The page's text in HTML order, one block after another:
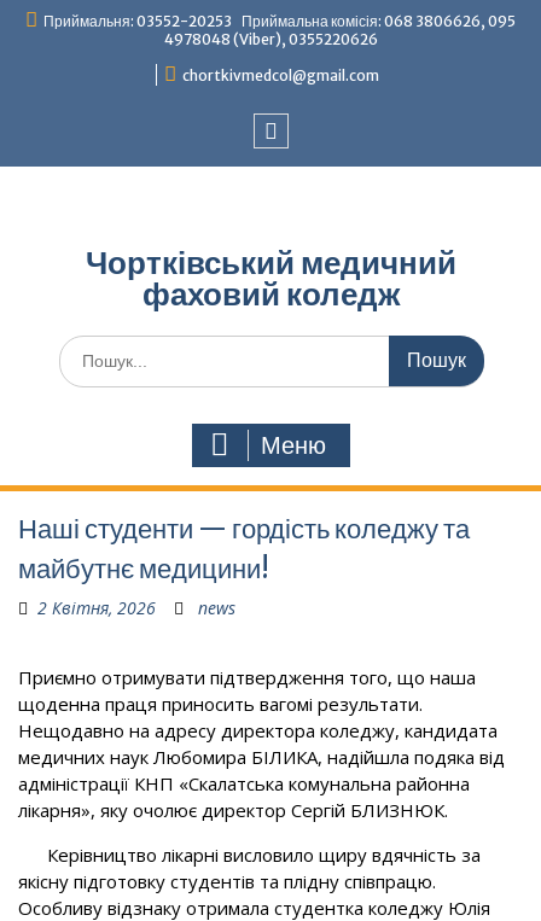
ПерейтиПриймальня: 03552-20253 Приймальна комісія: 068 3806626, 095
4978048 (Viber), 0355220626
chortkivmedcol@gmail.com
Чортківський медичний
фаховий коледж
Шукати:
Меню
Наші студенти — гордість коледжу та
майбутнє медицини!
2 Квітня, 2026 news
Приємно отримувати підтвердження того, що наша
щоденна праця приносить вагомі результати.
Нещодавно на адресу директора коледжу, кандидата
медичних наук Любомира БІЛИКА, надійшла подяка від
адміністрації КНП «Скалатська комунальна районна
лікарня», яку очолює директор Сергій БЛИЗНЮК.
Керівництво лікарні висловило щиру вдячність за
якісну підготовку студентів та плідну співпрацю.
Особливу відзнаку отримала студентка коледжу Юлія